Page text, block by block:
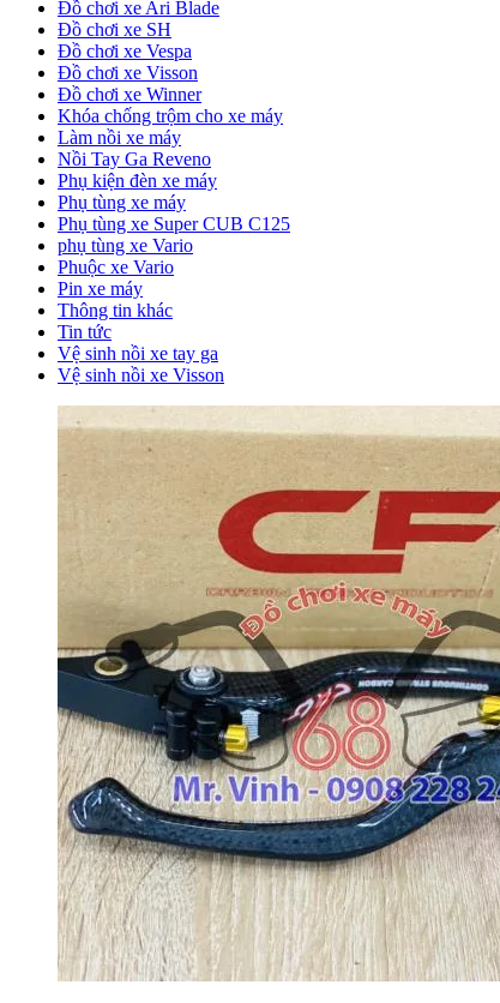
Đồ chơi xe Ari Blade
Đồ chơi xe SH
Đồ chơi xe Vespa
Đồ chơi xe Visson
Đồ chơi xe Winner
Khóa chống trộm cho xe máy
Làm nồi xe máy
Nồi Tay Ga Reveno
Phụ kiện đèn xe máy
Phụ tùng xe máy
Phụ tùng xe Super CUB C125
phụ tùng xe Vario
Phuộc xe Vario
Pin xe máy
Thông tin khác
Tin tức
Vệ sinh nồi xe tay ga
Vệ sinh nồi xe Visson